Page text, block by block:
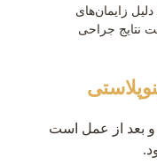
زایمان‌های
نتایج جراحی
و بعد از عمل است